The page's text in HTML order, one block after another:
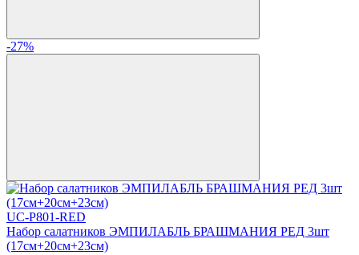
-27%
UC-P801-RED
Набор салатников ЭМПИЛАБЛЬ БРАШМАНИЯ РЕД 3шт
(17см+20см+23см)